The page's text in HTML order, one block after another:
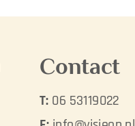
Contact
T:06 53119022